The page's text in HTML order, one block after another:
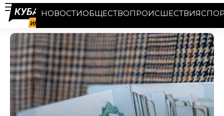
НОВОСТИОБЩЕСТВОПРОИСШЕСТВИЯ